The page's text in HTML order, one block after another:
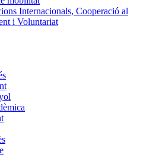
Internacionals, Cooperació al
i Voluntariat